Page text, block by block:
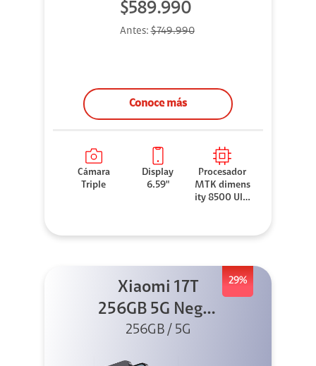
$589.990
Antes:$749.990
Conoce más
Cámara
Triple
Display
6.59"
Procesador
MTK dimens
ity 8500 Ultr
29%
Xiaomi 17T
256GB 5G Negro
+ Sound
256GB / 5G